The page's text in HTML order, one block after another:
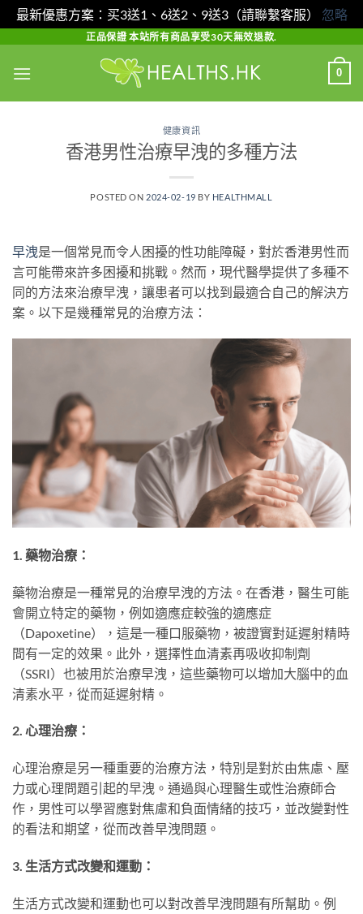
最新優惠方案：买3送1、6送2、9送3（請聯繫客服） 忽略
content
正品保證 本站所有商品享受30天無效退款.
0
健康資訊
香港男性治療早洩的多種方法
POSTED ON 2024-02-19 BY HEALTHMALL
早洩是一個常見而令人困擾的性功能障礙，對於香港男性而
言可能帶來許多困擾和挑戰。然而，現代醫學提供了多種不
同的方法來治療早洩，讓患者可以找到最適合自己的解決方
案。以下是幾種常見的治療方法：
1. 藥物治療：
藥物治療是一種常見的治療早洩的方法。在香港，醫生可能
會開立特定的藥物，例如適應症較強的適應症
（Dapoxetine），這是一種口服藥物，被證實對延遲射精時
間有一定的效果。此外，選擇性血清素再吸收抑制劑
（SSRI）也被用於治療早洩，這些藥物可以增加大腦中的血
清素水平，從而延遲射精。
2. 心理治療：
心理治療是另一種重要的治療方法，特別是對於由焦慮、壓
力或心理問題引起的早洩。通過與心理醫生或性治療師合
作，男性可以學習應對焦慮和負面情緒的技巧，並改變對性
的看法和期望，從而改善早洩問題。
3. 生活方式改變和運動：
生活方式改變和運動也可以對改善早洩問題有所幫助。例